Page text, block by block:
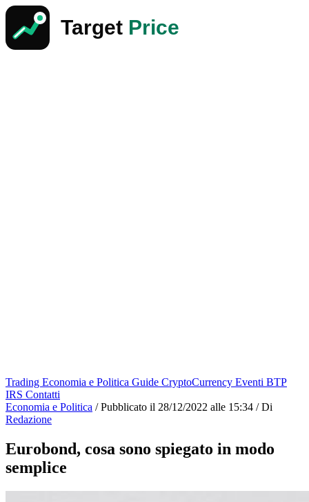
Trading Economia e Politica Guide CryptoCurrency Eventi BTP
IRS Contatti
Economia e Politica / Pubblicato il 28/12/2022 alle 15:34 / Di
Redazione
Eurobond, cosa sono spiegato in modo
semplice